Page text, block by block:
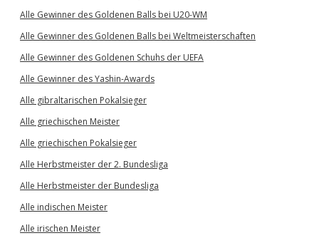
Alle Gewinner des Goldenen Balls bei U20-WM
Alle Gewinner des Goldenen Balls bei Weltmeisterschaften
Alle Gewinner des Goldenen Schuhs der UEFA
Alle Gewinner des Yashin-Awards
Alle gibraltarischen Pokalsieger
Alle griechischen Meister
Alle griechischen Pokalsieger
Alle Herbstmeister der 2. Bundesliga
Alle Herbstmeister der Bundesliga
Alle indischen Meister
Alle irischen Meister